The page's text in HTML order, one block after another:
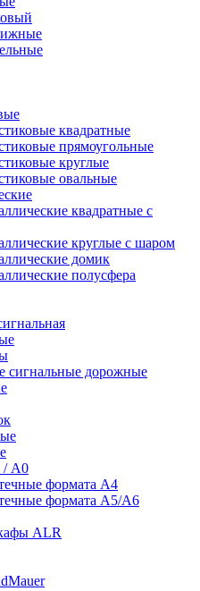
квадратные
прямоугольные
круглые
овальные
квадратные с
круглые с шаром
домик
полусфера
сигнальные дорожные
/ А0
формата А4
формата А5/А6
ALR